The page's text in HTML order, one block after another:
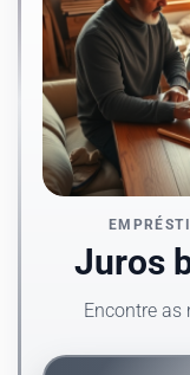
Juros
Encontre as